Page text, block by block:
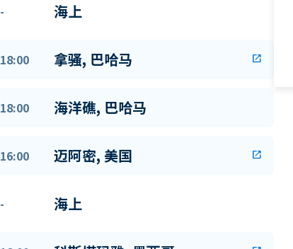
- 海上
18:00 拿骚, 巴哈马 open_in_new
18:00 海洋礁, 巴哈马
16:00 迈阿密, 美国 open_in_new
- 海上